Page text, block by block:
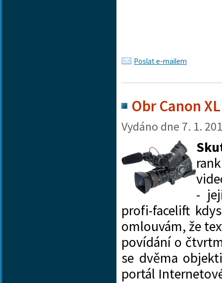
Poslat e-mailem
Obr Canon
Vydáno dne 7. 1.
-
profi-facelift
omlouvám, že
povídání o
se dvěma
portál